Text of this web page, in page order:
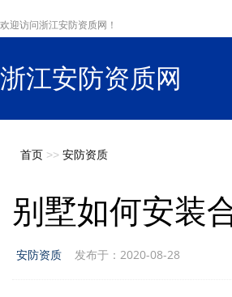
欢迎访问浙江安防资质网！
浙江安防资质网
首页 >> 安防资质
别墅如何安装
安防资质 发布于：2020-08-28